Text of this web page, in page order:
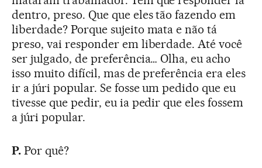
dentro, preso. Que que eles tão fazendo em
liberdade? Porque sujeito mata e não tá
preso, vai responder em liberdade. Até você
ser julgado, de preferência… Olha, eu acho
isso muito difícil, mas de preferência era eles
ir a júri popular. Se fosse um pedido que eu
tivesse que pedir, eu ia pedir que eles fossem
a júri popular.
P.Por quê?